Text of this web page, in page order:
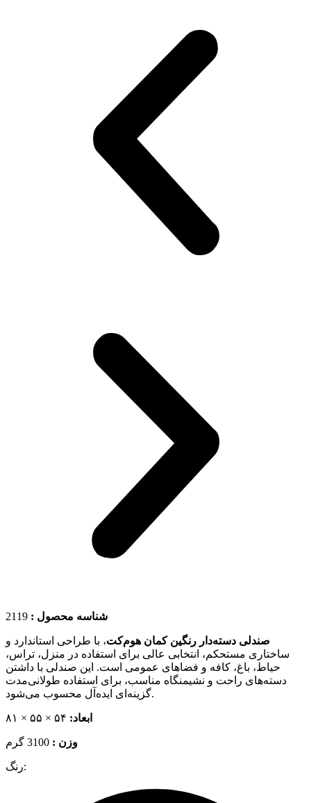
شناسه محصول : 2119
صندلی دسته‌دار رنگین کمان هوم‌کت، با طراحی استاندارد و
ساختاری مستحکم، انتخابی عالی برای استفاده در منزل، تراس،
حیاط، باغ، کافه و فضاهای عمومی است. این صندلی با داشتن
دسته‌های راحت و نشیمنگاه مناسب، برای استفاده طولانی‌مدت
گزینه‌ای ایده‌آل محسوب می‌شود.
ابعاد:
وزن :
رنگ: